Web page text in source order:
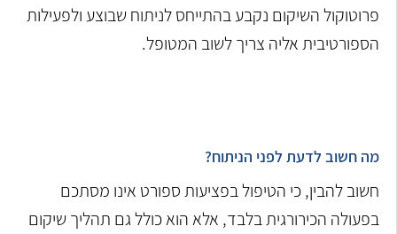
פרוטוקול השיקום נקבע בהתייחס לניתוח שבוצע ולפעילות
הספורטיבית אליה צריך לשוב המטופל.
מה חשוב לדעת לפני הניתוח?
חשוב להבין, כי הטיפול בפציעות ספורט אינו מסתכם
בפעולה הכירורגית בלבד, אלא הוא כולל גם תהליך שיקום